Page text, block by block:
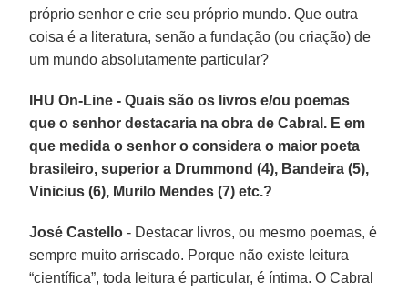
próprio senhor e crie seu próprio mundo. Que outra
coisa é a literatura, senão a fundação (ou criação) de
um mundo absolutamente particular?
IHU On-Line - Quais são os livros e/ou poemas
que o senhor destacaria na obra de Cabral. E em
que medida o senhor o considera o maior poeta
brasileiro, superior a Drummond (4), Bandeira (5),
Vinicius (6), Murilo Mendes (7) etc.?
José Castello - Destacar livros, ou mesmo poemas, é
sempre muito arriscado. Porque não existe leitura
“científica”, toda leitura é particular, é íntima. O Cabral